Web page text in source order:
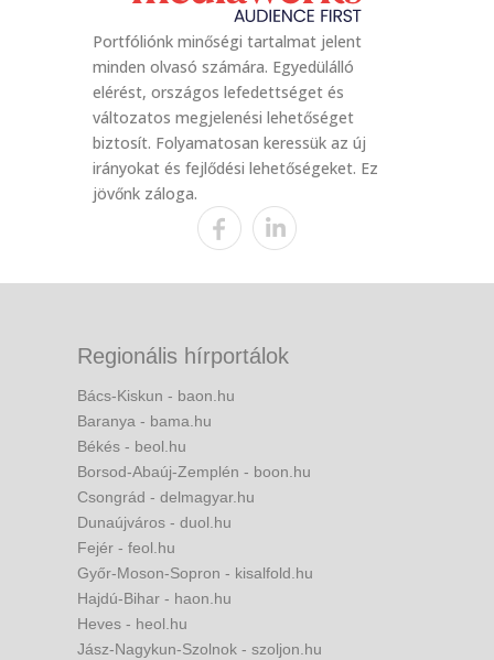
Portfóliónk minőségi tartalmat jelent
minden olvasó számára. Egyedülálló
elérést, országos lefedettséget és
változatos megjelenési lehetőséget
biztosít. Folyamatosan keressük az új
irányokat és fejlődési lehetőségeket. Ez
jövőnk záloga.
Regionális hírportálok
Bács-Kiskun - baon.hu
Baranya - bama.hu
Békés - beol.hu
Borsod-Abaúj-Zemplén - boon.hu
Csongrád - delmagyar.hu
Dunaújváros - duol.hu
Fejér - feol.hu
Győr-Moson-Sopron - kisalfold.hu
Hajdú-Bihar - haon.hu
Heves - heol.hu
Jász-Nagykun-Szolnok - szoljon.hu